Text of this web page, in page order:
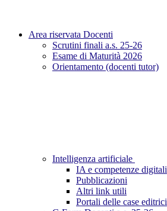
Area riservata Docenti
Scrutini finali a.s. 25-26
Esame di Maturità 2026
Orientamento (docenti tutor)
Intelligenza artificiale
IA e competenze digitali
Pubblicazioni
Altri link utili
Portali delle case editrici